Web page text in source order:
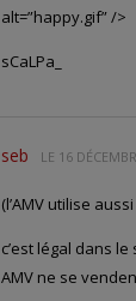
alt=”happy.gif” />
sCaLPa_
seb LE 16
(l’AMV utilise
c’est légal dans
AMV ne se